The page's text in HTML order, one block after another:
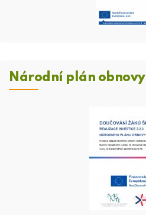
Národní plán obnovy